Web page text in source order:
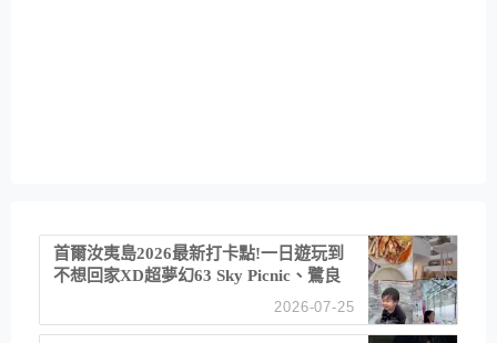
首爾汝夷島2026最新打卡點!一日遊玩到
不想回家XD超夢幻63 Sky Picnic、鷺良
津帝王蟹大餐、《淚之女王》拍攝地、漢
2026-07-25